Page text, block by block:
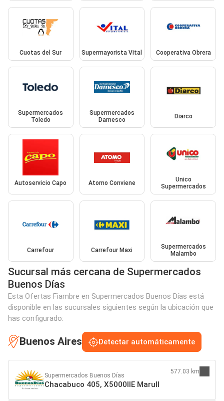
Cuotas del Sur Supermayorista Vital Cooperativa Obrera
Supermercados
Toledo
Supermercados
Damesco
Diarco
Autoservicio Capo Atomo Conviene
Unico
Supermercados
Carrefour Carrefour Maxi
Supermercados
Malambo
Sucursal más cercana de Supermercados
Buenos Días
Esta Ofertas Fiambre en Supermercados Buenos Días está
disponible en las sucursales siguientes según la ubicación que
has configurado:
Buenos Aires Detectar automáticamente
Supermercados Buenos Días
Chacabuco 405, X5000IIE Marull
577.03 km